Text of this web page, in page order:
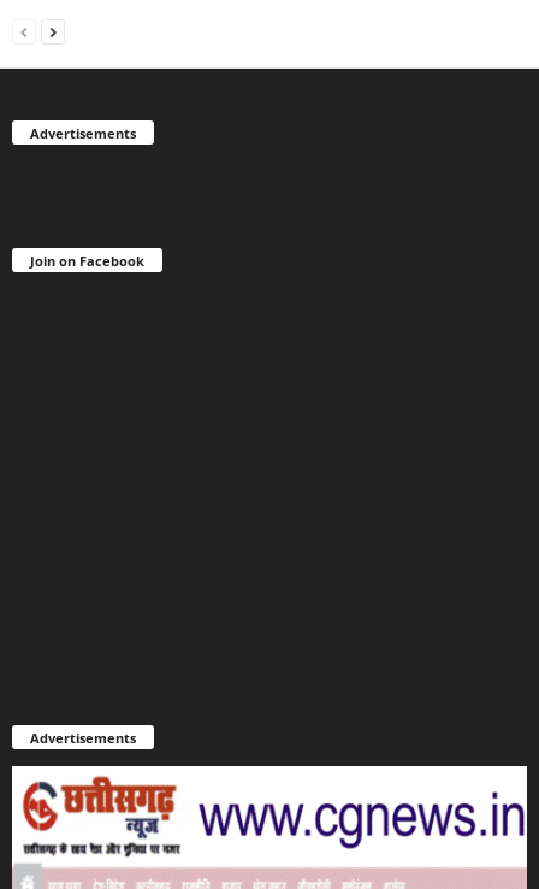
Advertisements
Join on Facebook
Advertisements